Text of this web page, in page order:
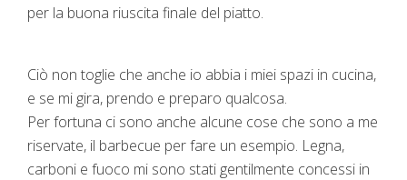
per la buona riuscita finale del piatto.
Ciò non toglie che anche io abbia i miei spazi in cucina,
e se mi gira, prendo e preparo qualcosa.
Per fortuna ci sono anche alcune cose che sono a me
riservate, il barbecue per fare un esempio. Legna,
carboni e fuoco mi sono stati gentilmente concessi in